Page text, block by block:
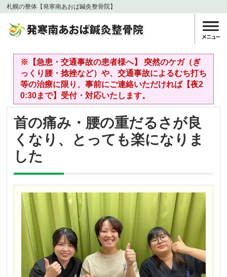
札幌の整体【発寒南あおば鍼灸整骨院】
※【急患・交通事故の患者様へ】 突然のケガ（ぎ
っくり腰・捻挫など）や、交通事故によるむち打ち
等の治療に限り、事前にご連絡いただければ【夜2
0:30まで】受付・対応いたします。
首の痛み・腰の重だるさが良
くなり、とっても楽になりま
した